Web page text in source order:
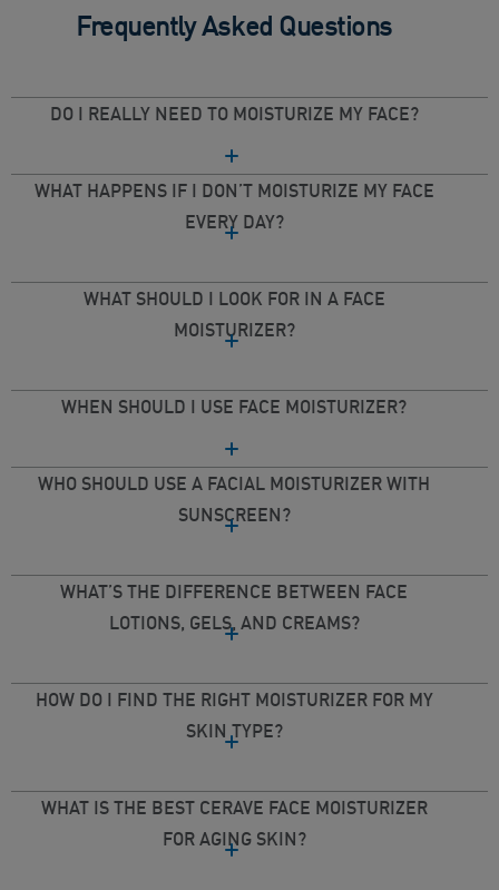
Frequently Asked Questions
DO I REALLY NEED TO MOISTURIZE MY FACE?
WHAT HAPPENS IF I DON’T MOISTURIZE MY FACE
EVERY DAY?
WHAT SHOULD I LOOK FOR IN A FACE
MOISTURIZER?
WHEN SHOULD I USE FACE MOISTURIZER?
WHO SHOULD USE A FACIAL MOISTURIZER WITH
SUNSCREEN?
WHAT’S THE DIFFERENCE BETWEEN FACE
LOTIONS, GELS, AND CREAMS?
HOW DO I FIND THE RIGHT MOISTURIZER FOR MY
SKIN TYPE?
WHAT IS THE BEST CERAVE FACE MOISTURIZER
FOR AGING SKIN?